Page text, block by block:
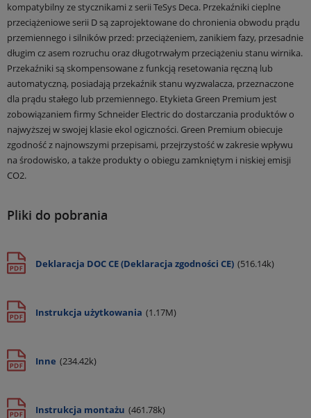
kompatybilny ze stycznikami z serii TeSys Deca. Przekaźniki cieplne
przeciążeniowe serii D są zaprojektowane do chronienia obwodu prądu
przemiennego i silników przed: przeciążeniem, zanikiem fazy, przesadnie
długim cz asem rozruchu oraz długotrwałym przeciążeniu stanu wirnika.
Przekaźniki są skompensowane z funkcją resetowania ręczną lub
automatyczną, posiadają przekaźnik stanu wyzwalacza, przeznaczone
dla prądu stałego lub przemiennego. Etykieta Green Premium jest
zobowiązaniem firmy Schneider Electric do dostarczania produktów o
najwyższej w swojej klasie ekol ogiczności. Green Premium obiecuje
zgodność z najnowszymi przepisami, przejrzystość w zakresie wpływu
na środowisko, a także produkty o obiegu zamkniętym i niskiej emisji
CO2.
Pliki do pobrania
Deklaracja DOC CE (Deklaracja zgodności CE) (516.14k)
Instrukcja użytkowania (1.17M)
Inne (234.42k)
Instrukcja montażu (461.78k)